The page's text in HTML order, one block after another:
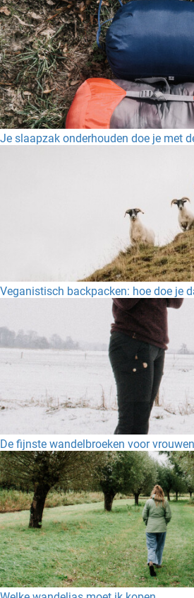
Je slaapzak onderhouden doe je met
Veganistisch backpacken: hoe doe je
De fijnste wandelbroeken voor vrouwen